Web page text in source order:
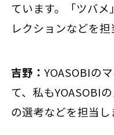
ています。「ツバメ
レクションなどを担
吉野：YOASOBIの
て、私もYOASOBI
の選考などを担当し